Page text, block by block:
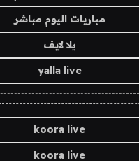
مباريات اليوم مباشر
يلا لايف
yalla live
koora live
koora live